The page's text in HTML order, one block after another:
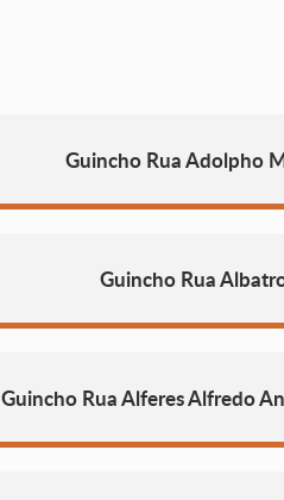
Guincho Rua Adolpho
Guincho Rua
Guincho Rua Alferes Alfredo